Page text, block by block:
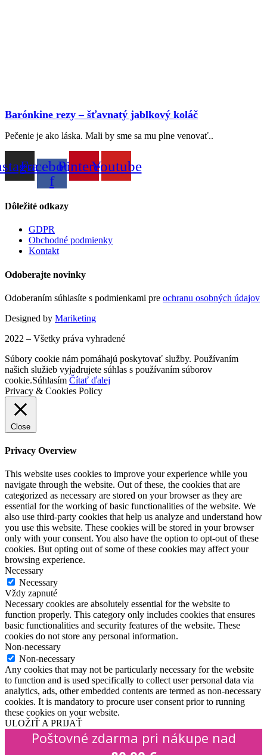
Barónkine rezy – šťavnatý jablkový koláč
Pečenie je ako láska. Mali by sme sa mu plne venovať..
Facebook-
f
PinterestYoutube
Dôležité odkazy
GDPR
Obchodné podmienky
Kontakt
Odoberajte novinky
Odoberaním súhlasíte s podmienkami pre ochranu osobných údajov
Designed by Mariketing
2022 – Všetky práva vyhradené
Súbory cookie nám pomáhajú poskytovať služby. Používaním
našich služieb vyjadrujete súhlas s používaním súborov
cookie.Súhlasím Čítať ďalej
Privacy & Cookies Policy
Close
Privacy Overview
This website uses cookies to improve your experience while you
navigate through the website. Out of these, the cookies that are
categorized as necessary are stored on your browser as they are
essential for the working of basic functionalities of the website. We
also use third-party cookies that help us analyze and understand how
you use this website. These cookies will be stored in your browser
only with your consent. You also have the option to opt-out of these
cookies. But opting out of some of these cookies may affect your
browsing experience.
Necessary
Necessary
Vždy zapnuté
Necessary cookies are absolutely essential for the website to
function properly. This category only includes cookies that ensures
basic functionalities and security features of the website. These
cookies do not store any personal information.
Non-necessary
Non-necessary
Any cookies that may not be particularly necessary for the website
to function and is used specifically to collect user personal data via
analytics, ads, other embedded contents are termed as non-necessary
cookies. It is mandatory to procure user consent prior to running
these cookies on your website.
ULOŽIŤ A PRIJAŤ
Poštovné zdarma pri nákupe nad